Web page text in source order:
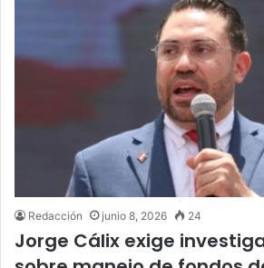
Redacción junio 8, 2026 24
Jorge Cálix exige